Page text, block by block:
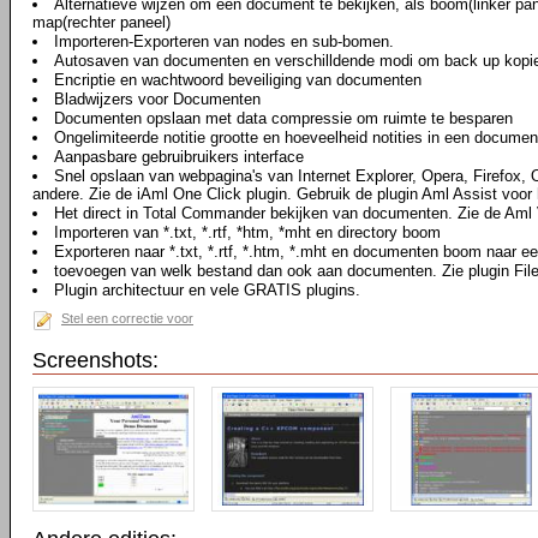
Alternatieve wijzen om een document te bekijken, als boom(linker
map(rechter paneel)
Importeren-Exporteren van nodes en sub-bomen.
Autosaven van documenten en verschilldende modi om back up
Encriptie en wachtwoord beveiliging van documenten
Bladwijzers voor Documenten
Documenten opslaan met data compressie om ruimte te besparen
Ongelimiteerde notitie grootte en hoeveelheid notities in een
Aanpasbare gebruibruikers interface
Snel opslaan van webpagina's van Internet Explorer, Opera, Firefox,
andere. Zie de iAml One Click plugin. Gebruik de plugin Aml Assist
Het direct in Total Commander bekijken van documenten. Zie de Aml
Importeren van *.txt, *.rtf, *htm, *mht en directory boom
Exporteren naar *.txt, *.rtf, *.htm, *.mht en documenten boom naar
toevoegen van welk bestand dan ook aan documenten. Zie plugin
Plugin architectuur en vele GRATIS plugins.
Stel een correctie voor
Screenshots: